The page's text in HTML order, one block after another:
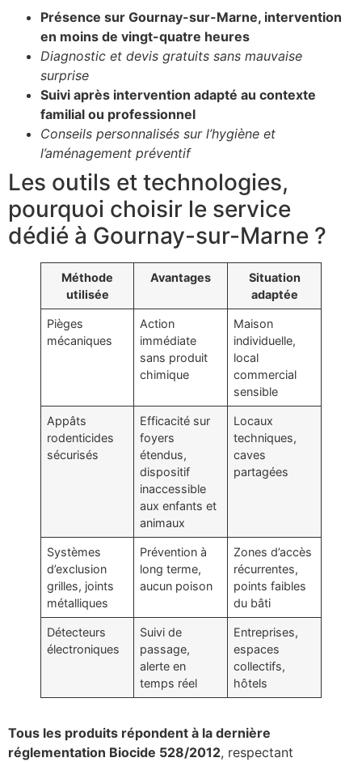
Présence sur Gournay-sur-Marne, intervention
en moins de vingt-quatre heures
Diagnostic et devis gratuits sans mauvaise
surprise
Suivi après intervention adapté au contexte
familial ou professionnel
Conseils personnalisés sur l’hygiène et
l’aménagement préventif
Les outils et technologies,
pourquoi choisir le service
dédié à Gournay-sur-Marne ?
Méthode
utilisée
Avantages
Situation
adaptée
Pièges
mécaniques
Action
immédiate
sans produit
chimique
Maison
individuelle,
local
commercial
sensible
Appâts
rodenticides
sécurisés
Efficacité sur
foyers
étendus,
dispositif
inaccessible
aux enfants et
animaux
Locaux
techniques,
caves
partagées
Systèmes
d’exclusion
grilles, joints
métalliques
Prévention à
long terme,
aucun poison
Zones d’accès
récurrentes,
points faibles
du bâti
Détecteurs
électroniques
Suivi de
passage,
alerte en
temps réel
Entreprises,
espaces
collectifs,
hôtels
Tous les produits répondent à la dernière
réglementation Biocide 528/2012, respectant